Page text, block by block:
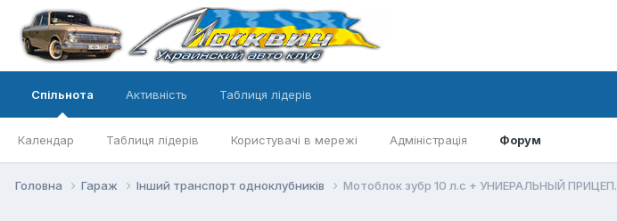
Спільнота
Календар Таблиця лідерів Користувачі в мережі Адміністрація Форум
Активність Таблиця лідерів
Головна Гараж Інший транспорт одноклубників Мотоблок зубр 10 л.с + УНИЕРАЛЬНЫЙ ПРИЦЕП.